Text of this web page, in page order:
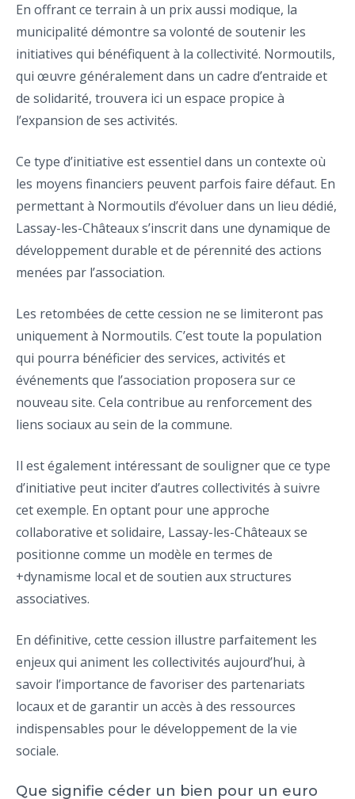
En offrant ce terrain à un prix aussi modique, la
municipalité démontre sa volonté de soutenir les
initiatives qui bénéfiquent à la collectivité. Normoutils,
qui œuvre généralement dans un cadre d’entraide et
de solidarité, trouvera ici un espace propice à
l’expansion de ses activités.
Ce type d’initiative est essentiel dans un contexte où
les moyens financiers peuvent parfois faire défaut. En
permettant à Normoutils d’évoluer dans un lieu dédié,
Lassay-les-Châteaux s’inscrit dans une dynamique de
développement durable et de pérennité des actions
menées par l’association.
Les retombées de cette cession ne se limiteront pas
uniquement à Normoutils. C’est toute la population
qui pourra bénéficier des services, activités et
événements que l’association proposera sur ce
nouveau site. Cela contribue au renforcement des
liens sociaux au sein de la commune.
Il est également intéressant de souligner que ce type
d’initiative peut inciter d’autres collectivités à suivre
cet exemple. En optant pour une approche
collaborative et solidaire, Lassay-les-Châteaux se
positionne comme un modèle en termes de
+dynamisme local et de soutien aux structures
associatives.
En définitive, cette cession illustre parfaitement les
enjeux qui animent les collectivités aujourd’hui, à
savoir l’importance de favoriser des partenariats
locaux et de garantir un accès à des ressources
indispensables pour le développement de la vie
sociale.
Que signifie céder un bien pour un euro